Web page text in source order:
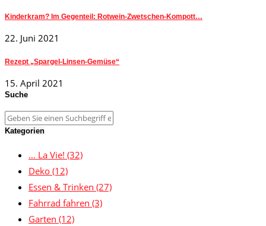
Kinderkram? Im Gegenteil: Rotwein-Zwetschen-Kompott…
22. Juni 2021
Rezept „Spargel-Linsen-Gemüse“
15. April 2021
Suche
Kategorien
… La Vie! (32)
Deko (12)
Essen & Trinken (27)
Fahrrad fahren (3)
Garten (12)